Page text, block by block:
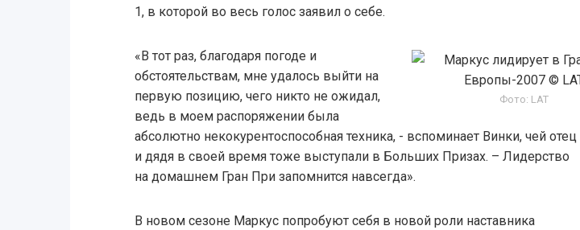
1, в которой во весь голос заявил о себе.
Фото: LAT
«В тот раз, благодаря погоде и
обстоятельствам, мне удалось выйти на
первую позицию, чего никто не ожидал,
ведь в моем распоряжении была
абсолютно некокурентоспособная техника, - вспоминает Винки, чей отец
и дядя в своей время тоже выступали в Больших Призах. – Лидерство
на домашнем Гран При запомнится навсегда».
В новом сезоне Маркус попробуют себя в новой роли наставника